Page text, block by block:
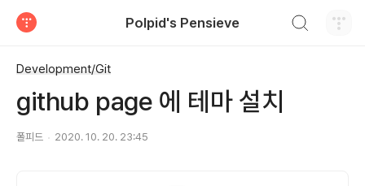
Polpid's Pensieve
Development/Git
github page 에 테마 설치
폴피드 2020. 10. 20. 23:45